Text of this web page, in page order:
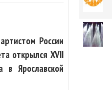
России
открылся XVII
Ярославской